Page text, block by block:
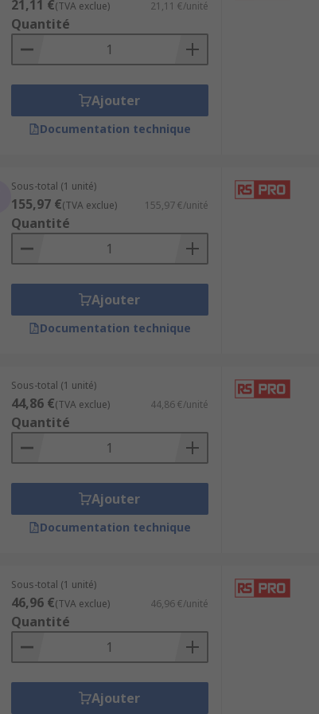
21,11 €(TVA exclue) 21,11 €/unité
Quantité
Ajouter
Documentation technique
Sous-total (1 unité)
155,97 €(TVA exclue) 155,97 €/unité
Quantité
Ajouter
Documentation technique
Sous-total (1 unité)
44,86 €(TVA exclue) 44,86 €/unité
Quantité
Ajouter
Documentation technique
Sous-total (1 unité)
46,96 €(TVA exclue) 46,96 €/unité
Quantité
Ajouter